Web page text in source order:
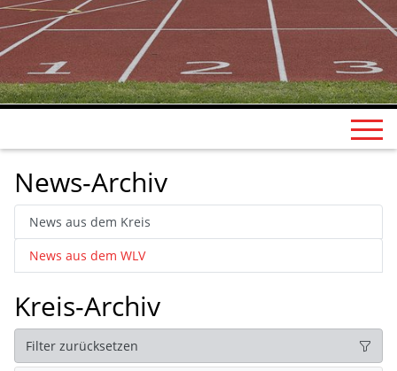
News-Archiv
News aus dem Kreis
News aus dem WLV
Kreis-Archiv
Filter zurücksetzen